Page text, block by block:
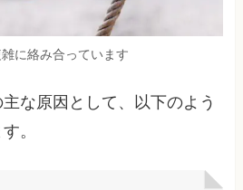
に絡み合っています
な原因として、以下のよう
。